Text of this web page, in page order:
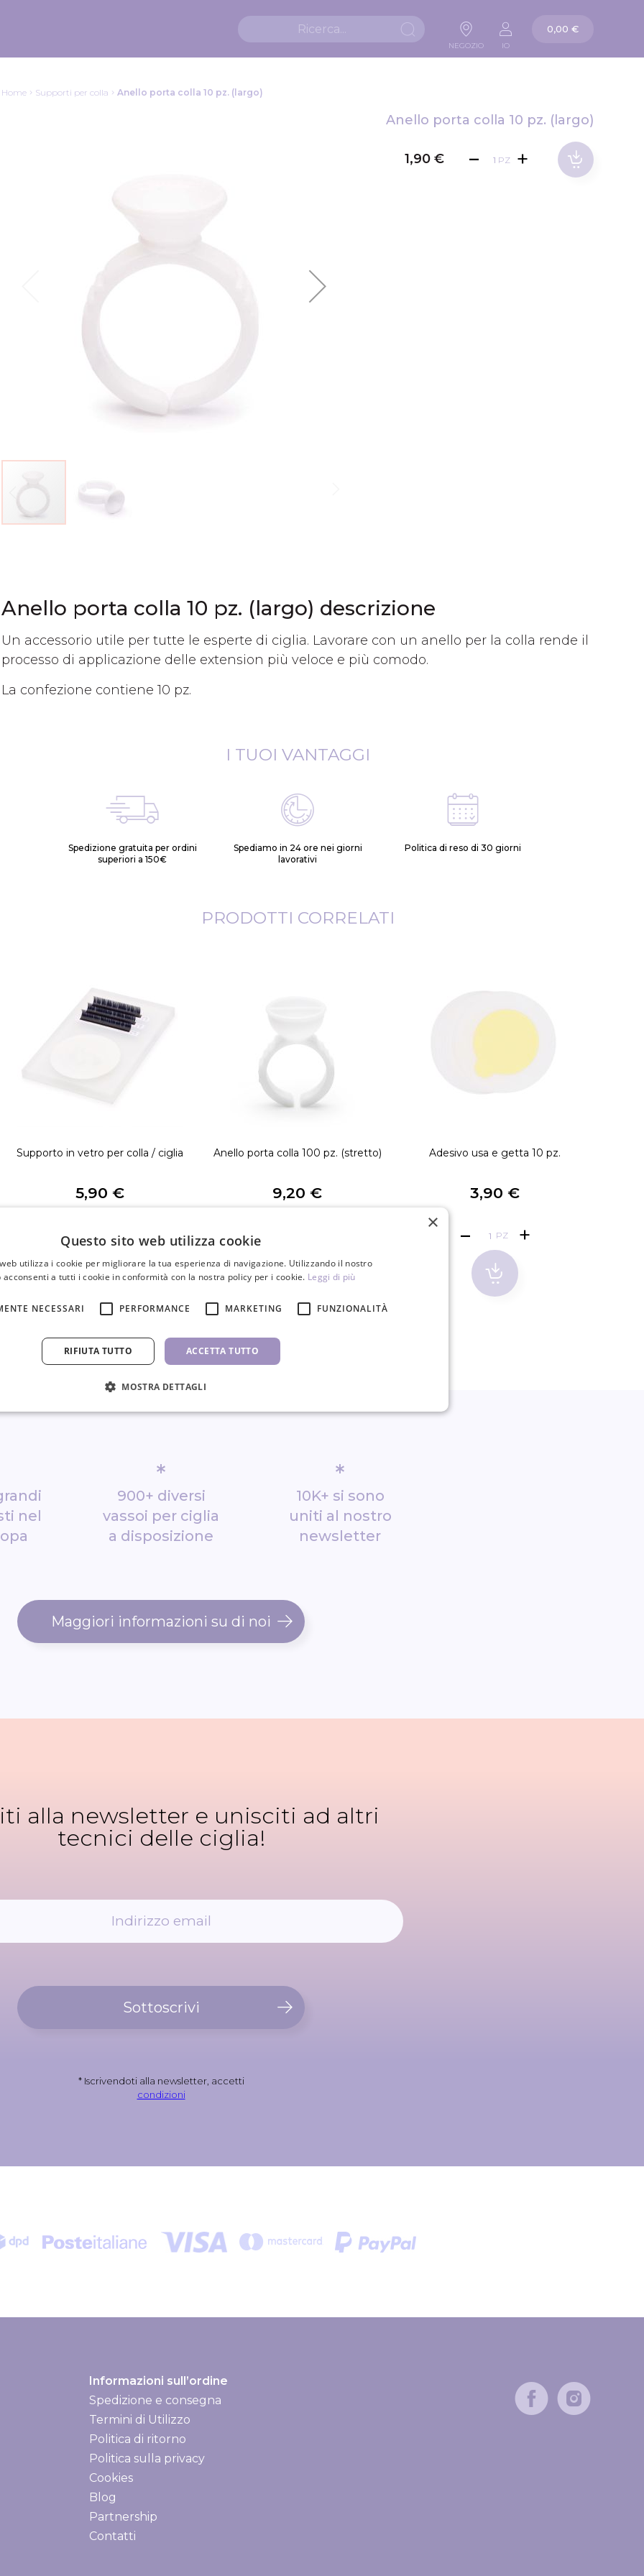
NEGOZIO IO
La mia carta
0,00 €
di
immagini
Anello porta colla 10 pz. (largo)
Home Supporti per colla Anello porta colla 10 pz. (largo)
1,90 € PZ
Anello porta colla 10 pz. (largo) descrizione
Un accessorio utile per tutte le esperte di ciglia. Lavorare con un anello per la colla rende il
processo di applicazione delle extension più veloce e più comodo.
La confezione contiene 10 pz.
I TUOI VANTAGGI
Spedizione gratuita per ordini
superiori a 150€
Spediamo in 24 ore nei giorni
lavorativi
Politica di reso di 30 giorni
PRODOTTI CORRELATI
Supporto in vetro per colla / ciglia
5,90 €
Anello porta colla 100 pz. (stretto)
9,20 €
Adesivo usa e getta 10 pz.
3,90 €
PZ
nel
*
900+ diversi
vassoi per ciglia
a disposizione
*
10K+ si sono
uniti al nostro
newsletter
Maggiori informazioni su di noi
alla newsletter e unisciti ad altri
tecnici delle ciglia!
Sottoscrivi
* Iscrivendoti alla newsletter, accetti
condizioni
Informazioni sull’ordine
Spedizione e consegna
Spedizione e consegna
Termini di Utilizzo
Politica di ritorno
Politica sulla privacy
Cookies
Blog
Partnership
Contatti
×
Questo sito web utilizza cookie
utilizza i cookie per migliorare la tua esperienza di navigazione. Utilizzando il nostro
acconsenti a tutti i cookie in conformità con la nostra policy per i cookie. Leggi di più
NECESSARI PERFORMANCE MARKETING FUNZIONALITÀ
ACCETTA TUTTO
RIFIUTA TUTTO
MOSTRA DETTAGLI